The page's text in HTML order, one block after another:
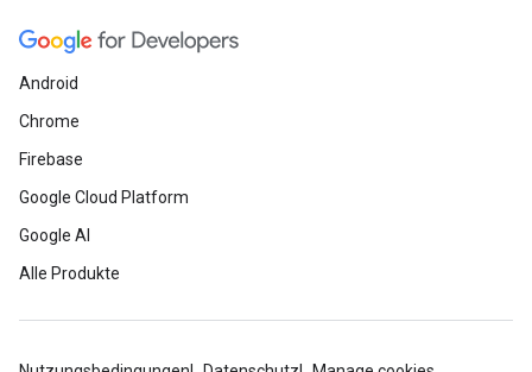
Android
Chrome
Firebase
Google Cloud Platform
Google AI
Alle Produkte